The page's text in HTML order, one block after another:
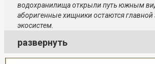
водохранилища открыли путь южным
аборигенные хищники остаются
экосистем.
развернуть